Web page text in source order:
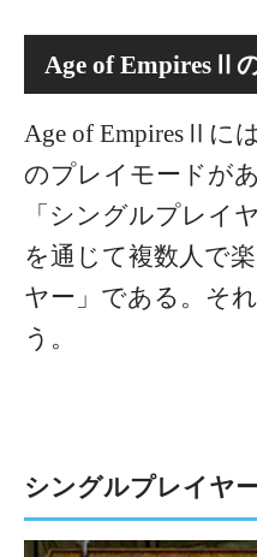
Age of EmpiresⅡ
Age of EmpiresⅡに
のプレイモードが
「シングルプレイ
を通じて複数人で
ヤー」である。そ
う。
シングルプレイヤー